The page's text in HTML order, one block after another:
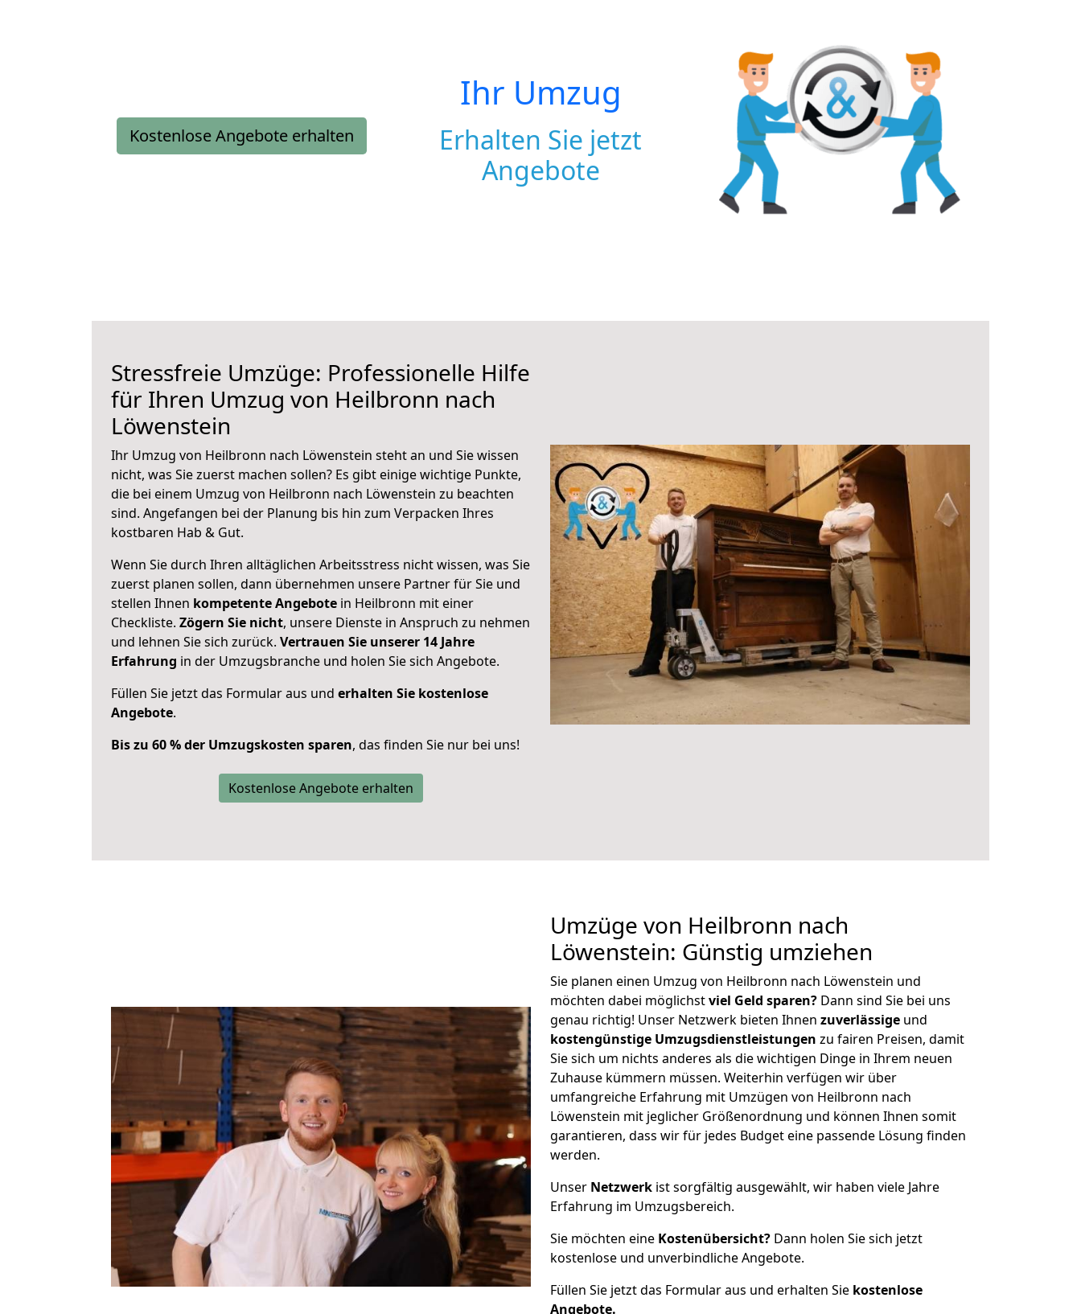
Kostenlose Angebote erhalten
Ihr Umzug
Erhalten Sie jetzt
Angebote
Stressfreie Umzüge: Professionelle Hilfe
für Ihren Umzug von Heilbronn nach
Löwenstein
Ihr Umzug von Heilbronn nach Löwenstein steht an und Sie wissen
nicht, was Sie zuerst machen sollen? Es gibt einige wichtige Punkte,
die bei einem Umzug von Heilbronn nach Löwenstein zu beachten
sind. Angefangen bei der Planung bis hin zum Verpacken Ihres
kostbaren Hab & Gut.
Wenn Sie durch Ihren alltäglichen Arbeitsstress nicht wissen, was Sie
zuerst planen sollen, dann übernehmen unsere Partner für Sie und
stellen Ihnen kompetente Angebote in Heilbronn mit einer
Checkliste. Zögern Sie nicht, unsere Dienste in Anspruch zu nehmen
und lehnen Sie sich zurück. Vertrauen Sie unserer 14 Jahre
Erfahrung in der Umzugsbranche und holen Sie sich Angebote.
Füllen Sie jetzt das Formular aus und erhalten Sie kostenlose
Angebote.
Bis zu 60 % der Umzugskosten sparen, das finden Sie nur bei uns!
Kostenlose Angebote erhalten
Umzüge von Heilbronn nach
Löwenstein: Günstig umziehen
Sie planen einen Umzug von Heilbronn nach Löwenstein und
möchten dabei möglichstviel Geld sparen? Dann sind Sie bei uns
genau richtig! Unser Netzwerk bieten Ihnen zuverlässige und
kostengünstige Umzugsdienstleistungen zu fairen Preisen, damit
Sie sich um nichts anderes als die wichtigen Dinge in Ihrem neuen
Zuhause kümmern müssen. Weiterhin verfügen wir über
umfangreiche Erfahrung mit Umzügen von Heilbronn nach
Löwenstein mit jeglicher Größenordnung und können Ihnen somit
garantieren, dass wir für jedes Budget eine passende Lösung finden
werden.
Unser Netzwerk ist sorgfältig ausgewählt, wir haben viele Jahre
Erfahrung im Umzugsbereich.
Sie möchten eine Kostenübersicht? Dann holen Sie sich jetzt
kostenlose und unverbindliche Angebote.
Füllen Sie jetzt das Formular aus und erhalten Sie kostenlose
Angebote.